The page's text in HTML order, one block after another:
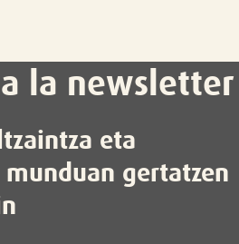
la newsletter
eta
gertatzen